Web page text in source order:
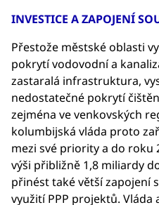
INVESTICE A ZAPOJENÍ
Přestože městské oblasti
pokrytí vodovodní a
zastaralá infrastruktura,
nedostatečné pokrytí
zejména ve venkovských
kolumbijská vláda proto
mezi své priority a do roku
výši přibližně 1,8 miliardy
přinést také větší zapojení
využití PPP projektů.